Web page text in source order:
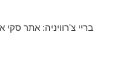
בריי צ'רוויניה: אתר סקי